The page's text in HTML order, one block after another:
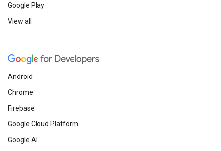
Google Play
View all
Android
Chrome
Firebase
Google Cloud Platform
Google AI